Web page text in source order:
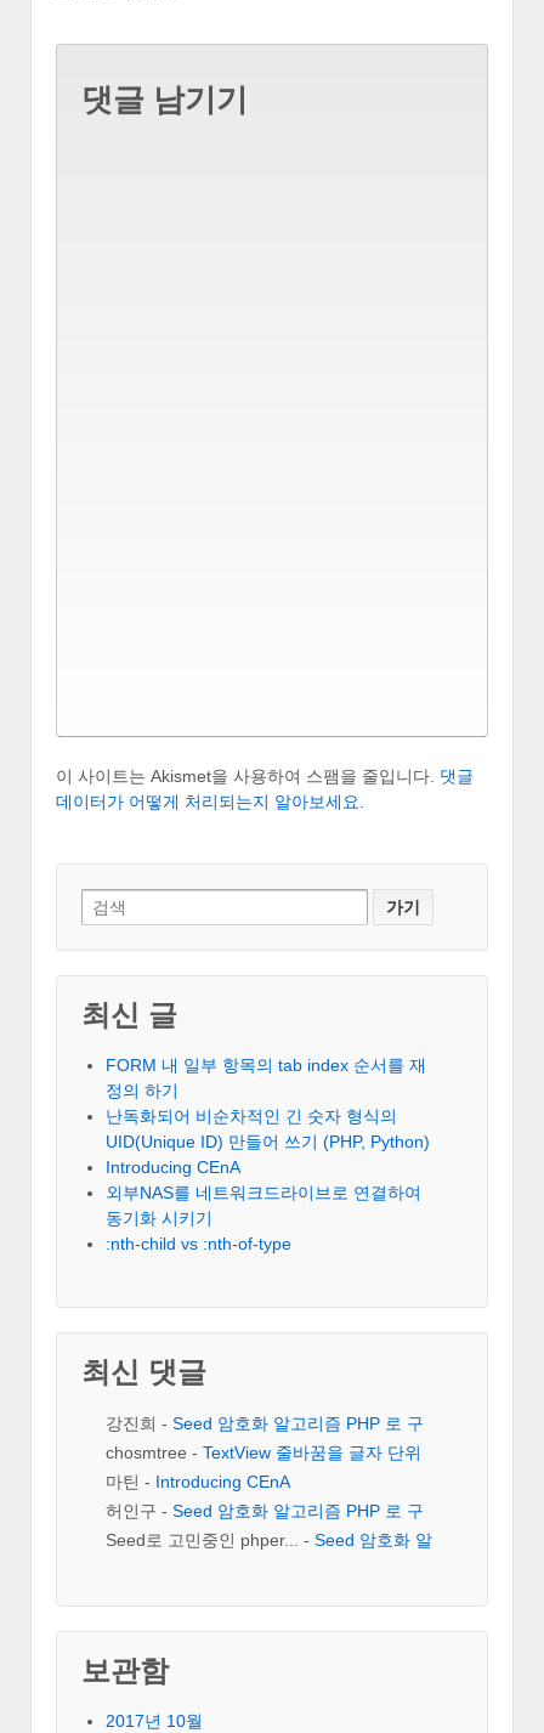
댓글 남기기
이 사이트는 Akismet을 사용하여 스팸을 줄입니다. 댓글
데이터가 어떻게 처리되는지 알아보세요.
Search
for:
최신 글
FORM 내 일부 항목의 tab index 순서를 재
정의 하기
난독화되어 비순차적인 긴 숫자 형식의
UID(Unique ID) 만들어 쓰기 (PHP, Python)
Introducing CEnA
외부NAS를 네트워크드라이브로 연결하여
동기화 시키기
:nth-child vs :nth-of-type
최신 댓글
강진희 - Seed 암호화 알고리즘 PHP 로 구
현
chosmtree - TextView 줄바꿈을 글자 단위
로 하기
마틴 - Introducing CEnA
허인구 - Seed 암호화 알고리즘 PHP 로 구
현
Seed로 고민중인 phper... - Seed 암호화 알
보관함
2017년 10월